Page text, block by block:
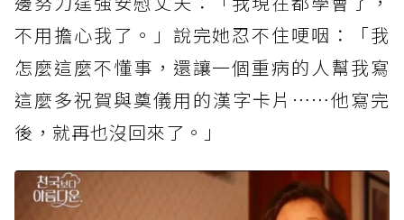
不用擔心我了。」說完她忍不住哽咽：「我
怎麼這麼不懂事，還讓一個重病的人幫我寫
這麼多祝賀與奠儀用的漢字卡片⋯⋯他寫完
後，就再也沒回來了。」